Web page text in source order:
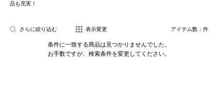
品も充実！
さらに絞り込む 表示変更 アイテム数： 件
条件に一致する商品は見つかりませんでした。
お手数ですが、検索条件を変更してください。